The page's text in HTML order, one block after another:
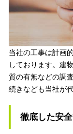
当社の工事は計画
しております。 建
質の有無などの調
続きなども当社が
徹底した安